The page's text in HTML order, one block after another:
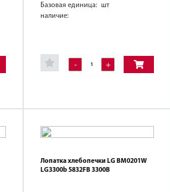
Базовая единица: шт
наличие:
- +
Лопатка хлебопечки LG BM0201W
LG3300b 5832FB 3300B